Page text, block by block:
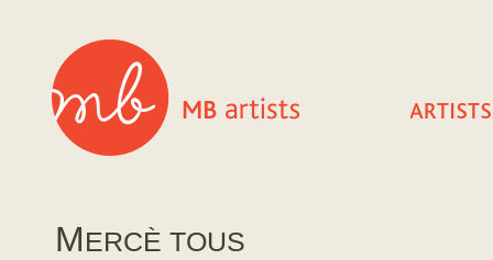
MERCÈ TOUS